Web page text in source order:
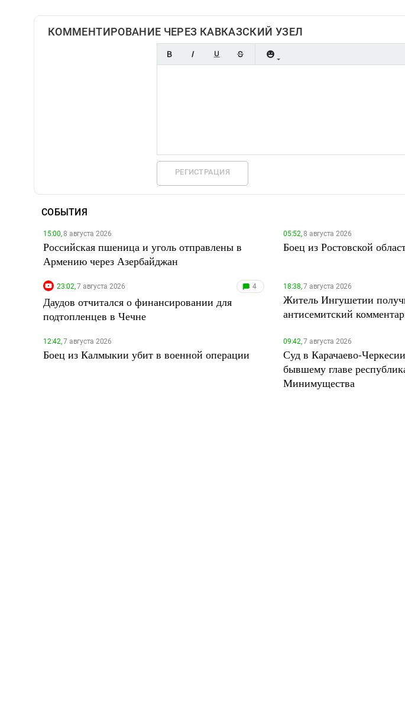
КОММЕНТИРОВАНИЕ ЧЕРЕЗ КАВКАЗСКИЙ УЗЕЛ
РЕГИСТРАЦИЯ
СОБЫТИЯ
15:00,8 августа 2026
Российская пшеница и уголь отправлены в
Армению через Азербайджан
05:52,8 августа 2026
Боец из Ростовской
23:02,7 августа 2026 4
Даудов отчитался о финансировании для
подтопленцев в Чечне
18:38,7 августа 2026
Житель Ингушетии
антисемитский
12:42,7 августа 2026
Боец из Калмыкии убит в военной операции
09:42,7 августа 2026
Суд в Карачаево-
бывшему главе
Минимущества